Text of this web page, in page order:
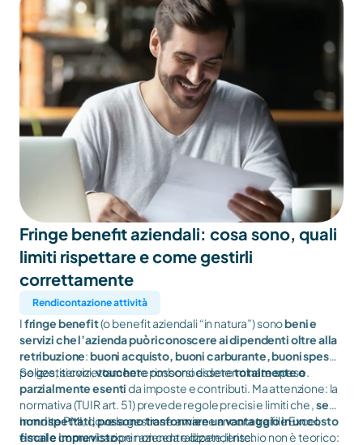
Fringe benefit aziendali: cosa sono, quali
limiti rispettare e come gestirli
correttamente
Rendicontazione attività
Ifringe benefit(o benefit aziendali “in natura”) sonobeni e
servizi che l’azienda può riconoscere ai dipendentioltre alla
retribuzione:buoni acquisto, buoni carburante, buoni spesa,
polizze, servizi,vouchere rimborsi di determinate spese.
Se gestiti correttamente possono esseretotalmente o
parzialmente esentida imposte e contributi. Ma attenzione: la
normativa (TUIR art. 51) prevede regole precisi e limiti che ,se
non rispettati, possono trasformare un vantaggio in un costo
fiscale imprevistoper azienda e dipendente.
In molte PMI, dove la gestione avviene ancora tra file Excel,
email e comunicazioni non centralizzate, il rischio non è teorico: